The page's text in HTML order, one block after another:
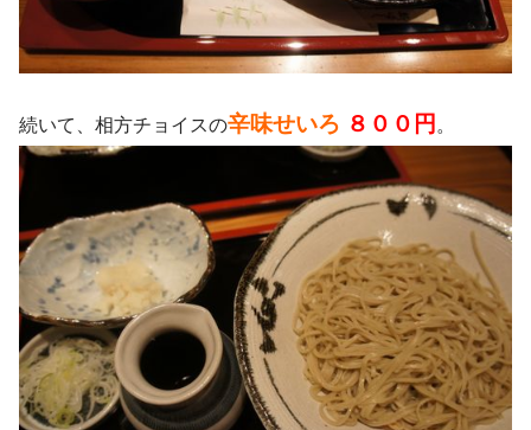
続いて、相方チョイスの辛味せいろ ８００円 。